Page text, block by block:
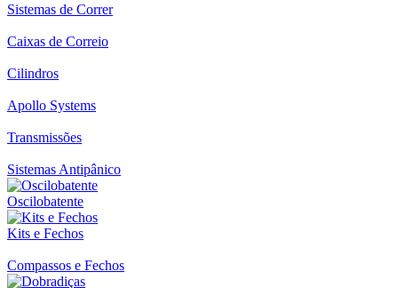
Sistemas de Correr
Caixas de Correio
Cilindros
Apollo Systems
Transmissões
Sistemas Antipânico
Oscilobatente
Kits e Fechos
Compassos e Fechos